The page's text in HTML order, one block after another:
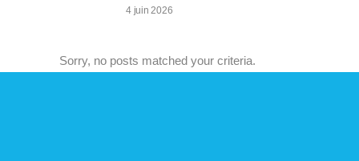
4 juin 2026
Sorry, no posts matched your criteria.